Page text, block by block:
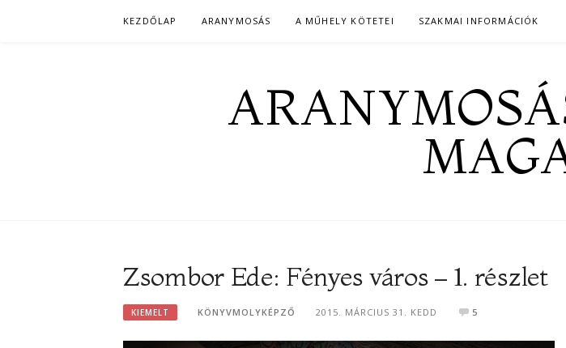
KEZDŐLAP ARANYMOSÁS A MŰHELY KÖTETEI SZAKMAI INFORMÁCIÓK
Zsombor Ede: Fényes város – 1. részlet
KIEMELT KÖNYVMOLYKÉPZŐ 2015. MÁRCIUS 31. KEDD 5